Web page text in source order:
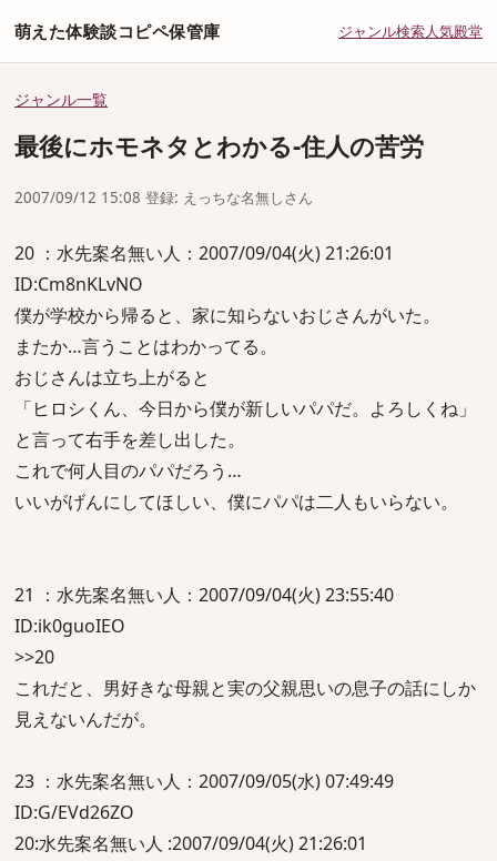
萌えた体験談コピペ保管庫 ジャンル検索人気殿堂
ジャンル一覧
最後にホモネタとわかる-住人の苦労
2007/09/12 15:08 登録: えっちな名無しさん
20 ：水先案名無い人：2007/09/04(火) 21:26:01
ID:Cm8nKLvNO
僕が学校から帰ると、家に知らないおじさんがいた。
またか…言うことはわかってる。
おじさんは立ち上がると
「ヒロシくん、今日から僕が新しいパパだ。よろしくね」
と言って右手を差し出した。
これで何人目のパパだろう…
いいがげんにしてほしい、僕にパパは二人もいらない。
21 ：水先案名無い人：2007/09/04(火) 23:55:40
ID:ik0guoIEO
>>20
これだと、男好きな母親と実の父親思いの息子の話にしか
見えないんだが。
23 ：水先案名無い人：2007/09/05(水) 07:49:49
ID:G/EVd26ZO
20:水先案名無い人 :2007/09/04(火) 21:26:01